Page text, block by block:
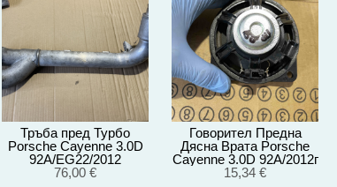
Тръба пред Турбо
Porsche Cayenne 3.0D
92A/EG22/2012
76,00 €
Говорител Предна
Дясна Врата Porsche
Cayenne 3.0D 92A/2012г
15,34 €